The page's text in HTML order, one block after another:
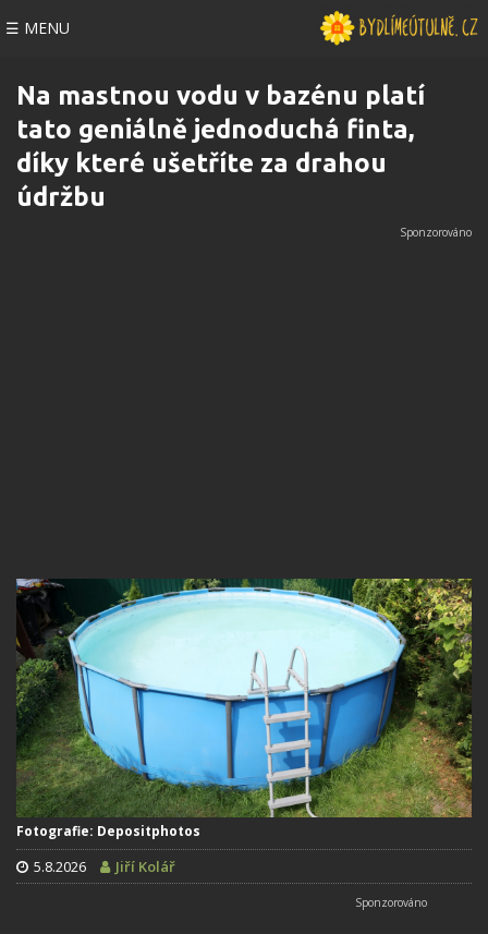
☰ MENU
Na mastnou vodu v bazénu platí
tato geniálně jednoduchá finta,
díky které ušetříte za drahou
údržbu
Fotografie: Depositphotos
5.8.2026 Jiří Kolář